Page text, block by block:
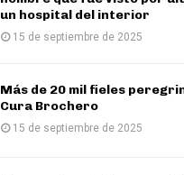
un hospital del interior
15 de septiembre de 2025
Más de 20 mil fieles
Cura Brochero
15 de septiembre de 2025